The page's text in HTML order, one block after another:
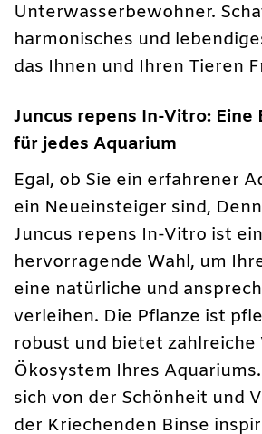
Unterwasserbewohner.
harmonisches und
das Ihnen und Ihren Tieren
Juncus repens In-Vitro: Eine
für jedes Aquarium
Egal, ob Sie ein erfahrener
ein Neueinsteiger sind,
Juncus repens In-Vitro ist
hervorragende Wahl, um
eine natürliche und
verleihen. Die Pflanze ist
robust und bietet zahlreiche
Ökosystem Ihres
sich von der Schönheit und
der Kriechenden Binse